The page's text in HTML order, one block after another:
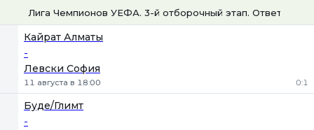
Лига Чемпионов УЕФА. 3-й отборочный этап. Ответные
Кайрат Алматы
-
Левски София
11 августа в 18:00 0:1
Буде/Глимт
-